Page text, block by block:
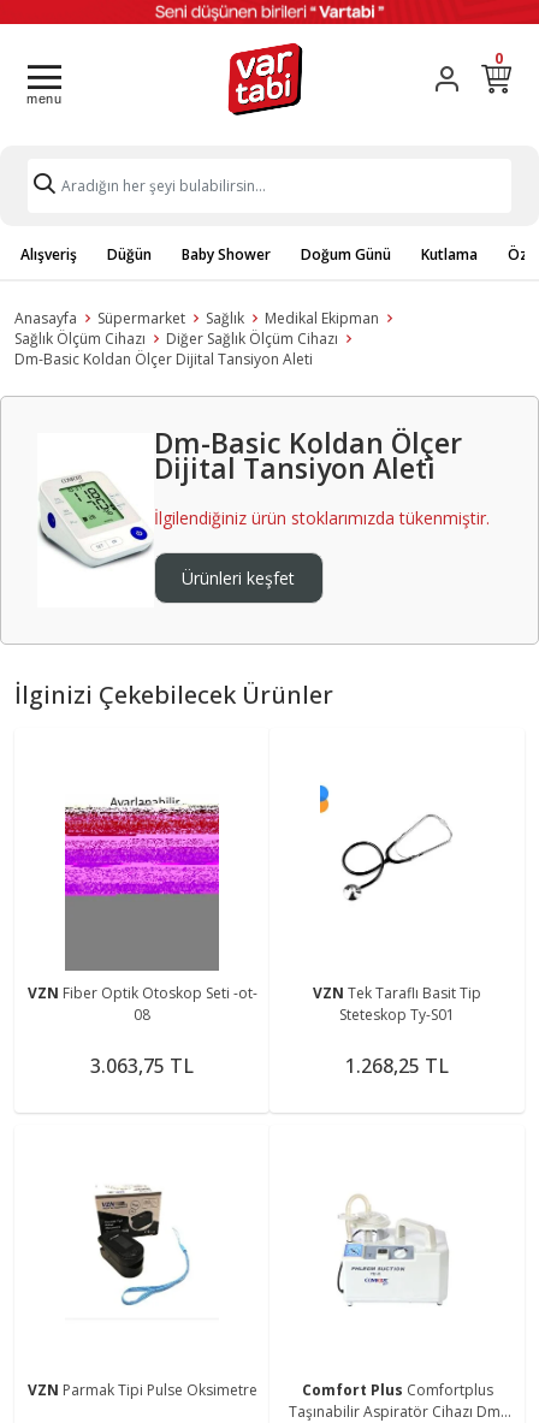
0
Alışveriş Düğün Baby Shower Doğum Günü Kutlama
Anasayfa Süpermarket Sağlık
Medikal Ekipman
Sağlık Ölçüm Cihazı
Diğer Sağlık Ölçüm Cihazı
Dm-Basic Koldan Ölçer Dijital Tansiyon Aleti
Dm-Basic Koldan Ölçer
Dijital Tansiyon Aleti
İlgilendiğiniz ürün stoklarımızda tükenmiştir.
Ürünleri keşfet
İlginizi Çekebilecek Ürünler
VZN Fiber Optik Otoskop Seti -ot-
08
3.063,75 TL
VZN Tek Taraflı Basit Tip
Steteskop Ty-S01
1.268,25 TL
VZN Parmak Tipi Pulse Oksimetre Comfort Plus Comfortplus
Taşınabilir Aspiratör Cihazı Dm-